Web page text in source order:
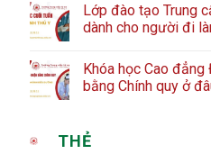
Lớp đào tạo Trung
dành cho người đi
Khóa học Cao
bằng Chính quy ở
THẺ